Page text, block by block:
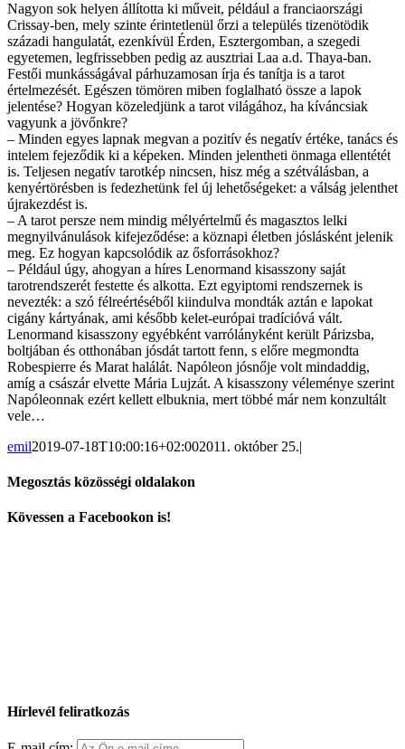
Nagyon sok helyen állította ki műveit, például a franciaországi
Crissay-ben, mely szinte érintetlenül őrzi a település tizenötödik
századi hangulatát, ezenkívül Érden, Esztergomban, a szegedi
egyetemen, legfrissebben pedig az ausztriai Laa a.d. Thaya-ban.
Festői munkásságával párhuzamosan írja és tanítja is a tarot
értelmezését. Egészen tömören miben foglalható össze a lapok
jelentése? Hogyan közeledjünk a tarot világához, ha kíváncsiak
vagyunk a jövőnkre?
– Minden egyes lapnak megvan a pozitív és negatív értéke, tanács és
intelem fejeződik ki a képeken. Minden jelentheti önmaga ellentétét
is. Teljesen negatív tarotkép nincsen, hisz még a szétválásban, a
kenyértörésben is fedezhetünk fel új lehetőségeket: a válság jelenthet
újrakezdést is.
– A tarot persze nem mindig mélyértelmű és magasztos lelki
megnyilvánulások kifejeződése: a köznapi életben jóslásként jelenik
meg. Ez hogyan kapcsolódik az ősforrásokhoz?
– Például úgy, ahogyan a híres Lenormand kisasszony saját
tarotrendszerét festette és alkotta. Ezt egyiptomi rendszernek is
nevezték: a szó félreértéséből kiindulva mondták aztán e lapokat
cigány kártyának, ami később kelet-európai tradícióvá vált.
Lenormand kisasszony egyébként varrólányként került Párizsba,
boltjában és otthonában jósdát tartott fenn, s előre megmondta
Robespierre és Marat halálát. Napóleon jósnője volt mindaddig,
amíg a császár elvette Mária Lujzát. A kisasszony véleménye szerint
Napóleonnak ezért kellett elbuknia, mert többé már nem konzultált
vele…
emil2019-07-18T10:00:16+02:002011. október 25.|
Megosztás közösségi oldalakon
Facebook
X
Reddit
LinkedIn
WhatsApp
Tumblr
Pinterest
Vk
Email:
Kövessen a Facebookon is!
Hírlevél feliratkozás